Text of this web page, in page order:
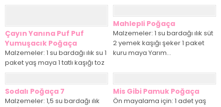
Çayın Yanına Puf Puf
Yumuşacık Poğaça
Malzemeler: 1 su bardağı ılık su 1
paket yaş maya 1 tatlı kaşığı toz
şeker...
Mahlepli Poğaça
Malzemeler: 1 su bardağı ılık süt
2 yemek kaşığı şeker 1 paket
kuru maya Yarım...
Sodalı Poğaça 7
Malzemeler: 1,5 su bardağı ılık
Mis Gibi Pamuk Poğaça
Ön mayalama için: 1 adet yaş